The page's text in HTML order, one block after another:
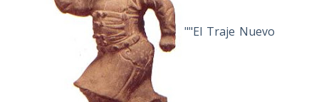
""El Traje Nuevo